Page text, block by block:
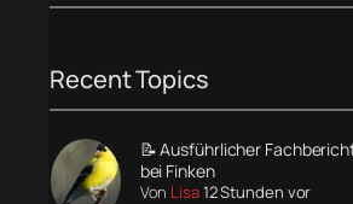
Recent Topics
📝 Ausführlicher
bei Finken
Von Lisa12 Stunden vor